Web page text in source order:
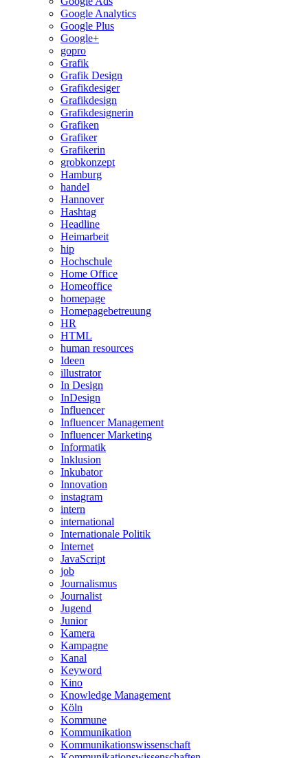
Google Analytics
Google Plus
Google+
gopro
Grafik
Grafik Design
Grafikdesiger
Grafikdesign
Grafikdesignerin
Grafiken
Grafiker
Grafikerin
grobkonzept
Hamburg
handel
Hannover
Hashtag
Headline
Heimarbeit
hip
Hochschule
Home Office
Homeoffice
homepage
Homepagebetreuung
HR
HTML
human resources
Ideen
illustrator
In Design
InDesign
Influencer
Influencer Management
Influencer Marketing
Informatik
Inklusion
Inkubator
Innovation
instagram
intern
international
Internationale Politik
Internet
JavaScript
job
Journalismus
Journalist
Jugend
Junior
Kamera
Kampagne
Kanal
Keyword
Kino
Knowledge Management
Köln
Kommune
Kommunikation
Kommunikationswissenschaft